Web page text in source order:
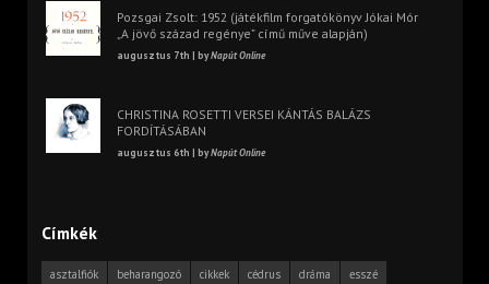
Pozsgai Zsolt: 1952 (játékfilm forgatókönyv Jókai Mór
„A jövő század regénye” című műve alapján)
augusztus 7th | byNapút Online
CHRISTINA ROSETTI VERSEI KÁNTÁS BALÁZS
FORDÍTÁSÁBAN
augusztus 6th | byNapút Online
Címkék
asztalfiók beharangozó cikkek cédrus dráma
esszé